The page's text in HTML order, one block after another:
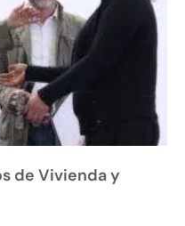
de Vivienda y